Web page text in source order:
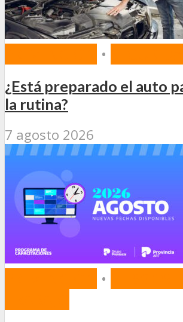
•
¿Está preparado el auto
la rutina?
7 agosto 2026
•